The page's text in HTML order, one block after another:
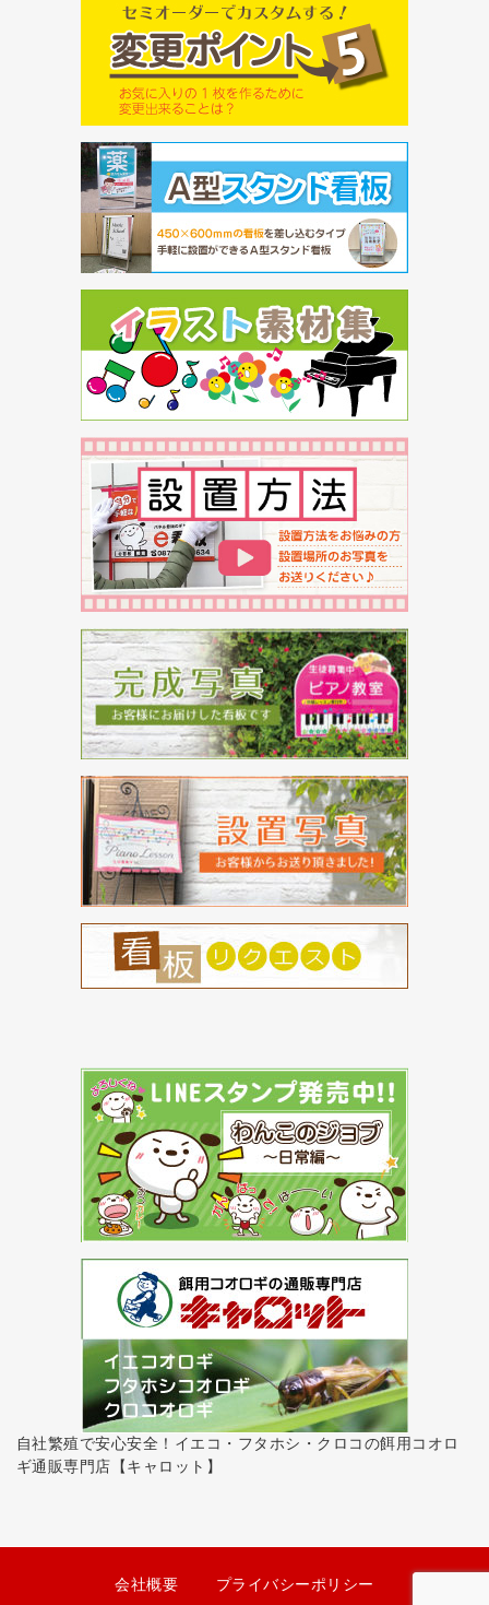
自社繁殖で安心安全！イエコ・フタホシ・クロコの餌用コオロ
ギ通販専門店【キャロット】
会社概要 プライバシーポリシー